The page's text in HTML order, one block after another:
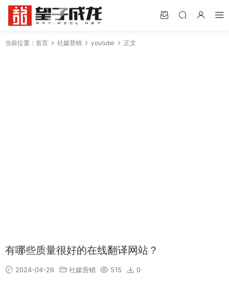
当前位置： 首页 社媒营销 youtube 正文
有哪些质量很好的在线翻译网站？
2024-04-26 社媒营销 515 0